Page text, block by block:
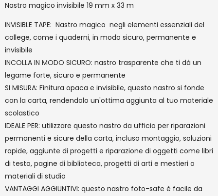
Nastro magico invisibile 19 mm x 33 m
INVISIBLE TAPE: Nastro magico negli elementi essenziali del
college, come i quaderni, in modo sicuro, permanente e
invisibile
INCOLLA IN MODO SICURO: nastro trasparente che ti dà un
legame forte, sicuro e permanente
SI MISURA: Finitura opaca e invisibile, questo nastro si fonde
con la carta, rendendolo un'ottima aggiunta al tuo materiale
scolastico
IDEALE PER: utilizzare questo nastro da ufficio per riparazioni
permanenti e sicure della carta, incluso montaggio, soluzioni
rapide, aggiunte di progetti e riparazione di oggetti come libri
di testo, pagine di biblioteca, progetti di arti e mestieri o
materiali di studio
VANTAGGI AGGIUNTIVI: questo nastro foto-safe è facile da